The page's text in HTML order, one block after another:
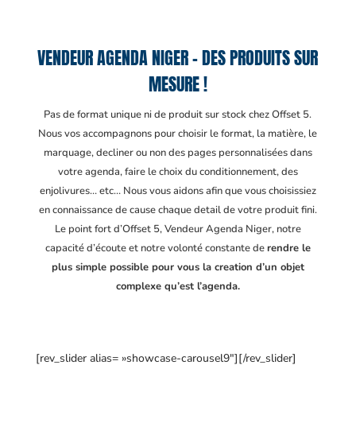
VENDEUR AGENDA NIGER – DES PRODUITS SUR
MESURE !
Pas de format unique ni de produit sur stock chez Offset 5.
Nous vos accompagnons pour choisir le format, la matière, le
marquage, decliner ou non des pages personnalisées dans
votre agenda, faire le choix du conditionnement, des
enjolivures… etc… Nous vous aidons afin que vous choisissiez
en connaissance de cause chaque detail de votre produit fini.
Le point fort d’Offset 5, Vendeur Agenda Niger, notre
capacité d’écoute et notre volonté constante derendre le
plus simple possible pour vous la creation d’un objet
complexe qu’est l’agenda.
[rev_slider alias= »showcase-carousel9″][/rev_slider]